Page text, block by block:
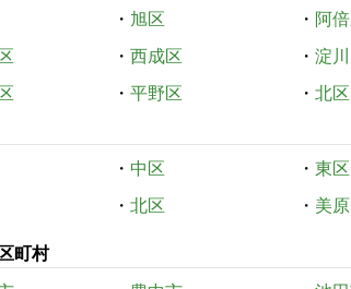
・ 旭区 ・ 阿
・ 西成区 ・ 淀
・ 平野区 ・ 北区
・ 中区 ・ 東区
・ 北区 ・ 美
町村